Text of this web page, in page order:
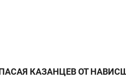
КАЗАНЦЕВ ОТ